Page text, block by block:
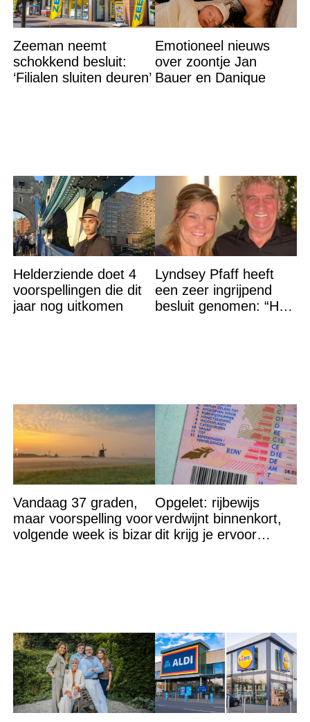
Zeeman neemt
schokkend besluit:
‘Filialen sluiten deuren’
Emotioneel nieuws
over zoontje Jan
Bauer en Danique
Helderziende doet 4
voorspellingen die dit
jaar nog uitkomen
Lyndsey Pfaff heeft
een zeer ingrijpend
besluit genomen: “Het
Vandaag 37 graden,
maar voorspelling voor
volgende week is bizar
Opgelet: rijbewijs
verdwijnt binnenkort,
dit krijg je ervoor